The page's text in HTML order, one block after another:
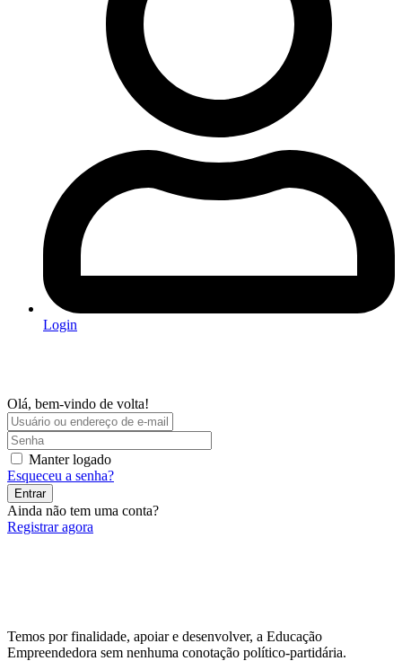
Login
Olá, bem-vindo de volta!
Manter logado
Esqueceu a senha?
Entrar
Ainda não tem uma conta?
Registrar agora
Temos por finalidade, apoiar e desenvolver, a Educação
Empreendedora sem nenhuma conotação político-partidária.